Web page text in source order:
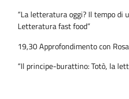
“La letteratura oggi? Il tempo di
Letteratura fast food”
19,30 Approfondimento con
“Il principe-burattino: Totò, la